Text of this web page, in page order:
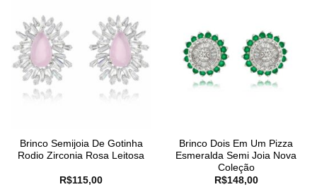
Brinco Semijoia De Gotinha
Rodio Zirconia Rosa Leitosa
R$115,00
Brinco Dois Em Um Pizza
Esmeralda Semi Joia Nova
Coleção
R$148,00